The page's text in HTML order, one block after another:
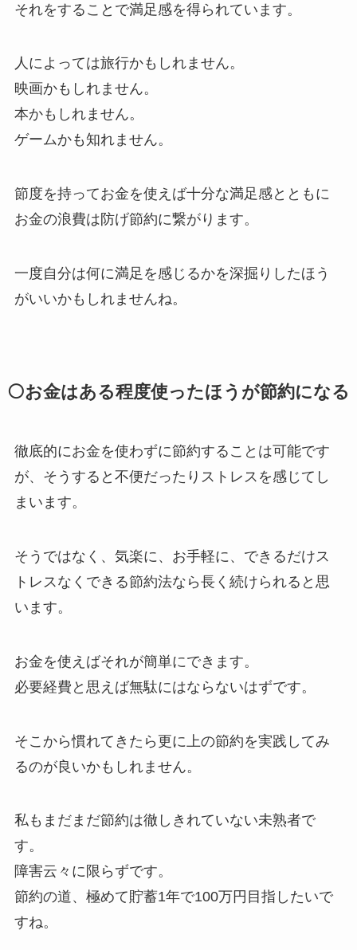
それをすることで満足感を得られています。
人によっては旅行かもしれません。
映画かもしれません。
本かもしれません。
ゲームかも知れません。
節度を持ってお金を使えば十分な満足感とともに
お金の浪費は防げ節約に繋がります。
一度自分は何に満足を感じるかを深掘りしたほう
がいいかもしれませんね。
⚪お金はある程度使ったほうが節約になる
徹底的にお金を使わずに節約することは可能です
が、そうすると不便だったりストレスを感じてし
まいます。
そうではなく、気楽に、お手軽に、できるだけス
トレスなくできる節約法なら長く続けられると思
います。
お金を使えばそれが簡単にできます。
必要経費と思えば無駄にはならないはずです。
そこから慣れてきたら更に上の節約を実践してみ
るのが良いかもしれません。
私もまだまだ節約は徹しきれていない未熟者で
す。
障害云々に限らずです。
節約の道、極めて貯蓄1年で100万円目指したいで
すね。